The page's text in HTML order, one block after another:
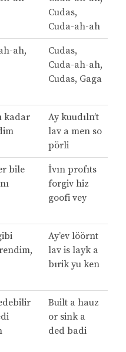
Cudas,
Cuda-ah-ah
ah,
Cudas,
Cuda-ah-ah,
Cudas, Gaga
kadar
Ay kuudıln’t
lav a men so
pörli
bile
İvın profıts
forgiv hiz
goofi vey
Ay’ev löörnt
lav is layk a
bırik yu ken
Built a hauz
or sink a
ded badi